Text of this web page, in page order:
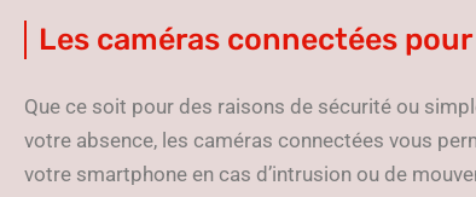
Les caméras connectées
Que ce soit pour des raisons de sécurité ou
votre absence, les caméras connectées vous
votre smartphone en cas d’intrusion ou de